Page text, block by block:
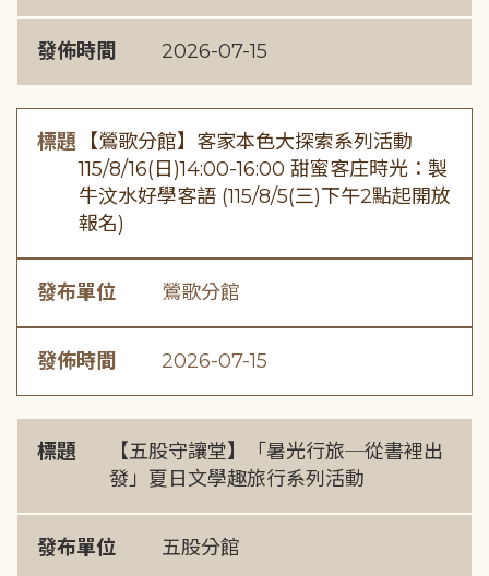
發佈時間 2026-07-15
標題 【鶯歌分館】客家本色大探索系列活動
115/8/16(日)14:00-16:00 甜蜜客庄時光：製
牛汶水好學客語 (115/8/5(三)下午2點起開放
報名)
發布單位 鶯歌分館
發佈時間 2026-07-15
標題
【五股守讓堂】「暑光行旅─從書裡出
發」夏日文學趣旅行系列活動
發布單位 五股分館